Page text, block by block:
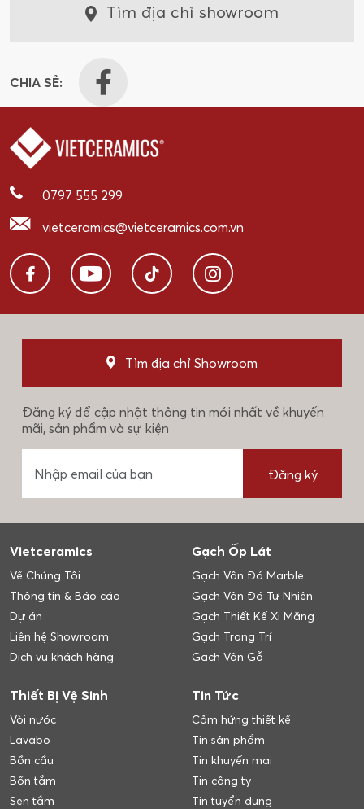
Tìm địa chỉ showroom
CHIA SẺ:
0797 555 299
vietceramics@vietceramics.com.vn
Tìm địa chỉ Showroom
Đăng ký để cập nhật thông tin mới nhất về khuyến
mãi, sản phẩm và sự kiện
Đăng ký
Vietceramics
Về Chúng Tôi
Thông tin & Báo cáo
Dự án
Liên hệ Showroom
Dịch vụ khách hàng
Gạch Ốp Lát
Gạch Vân Đá Marble
Gạch Vân Đá Tự Nhiên
Gạch Thiết Kế Xi Măng
Gạch Trang Trí
Gạch Vân Gỗ
Thiết Bị Vệ Sinh
Vòi nước
Lavabo
Bồn cầu
Bồn tắm
Sen tắm
Tin Tức
Cảm hứng thiết kế
Tin sản phẩm
Tin khuyến mại
Tin công ty
Tin tuyển dụng